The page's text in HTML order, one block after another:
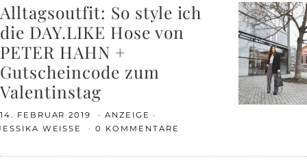
Alltagsoutfit: So style ich
die DAY.LIKE Hose von
PETER HAHN +
Gutscheincode zum
Valentinstag
14. FEBRUAR 2019
ANZEIGE
WEISSE
0 KOMMENTARE